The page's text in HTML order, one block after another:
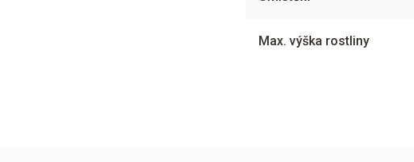
Max. výška rostliny